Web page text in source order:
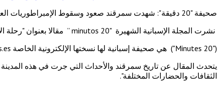
صحيفة "20 دقيقة": شهدت سمرقند صعود وسقوط الإمبراطوريات العظيمة وتفاعل الثقافات والحضارات المختلفة.
نشرت المجلة الإسبانية الشهيرة "20 minutos ” مقالا بعنوان "رحلة الأحلام إلى سمرقند، العاصمة الأسطورية والساحرة لطريق الحرير" حسبما ذكرت وكالة أنباء "دنيا".
("20 Minutes") هي صحيفة إسبانية لها نسختها الإلكترونية الخاصة 20minutos.es وهي ثاني أكثر الصحف الإلكترونية شعبية في العالم باللغة الإسبانية.
يتحدث المقال عن تاريخ سمرقند والأحداث التي جرت في هذه
الثقافات والحضارات المختلفة".